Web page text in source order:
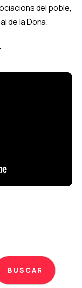
del poble,
de la Dona.
BUSCAR